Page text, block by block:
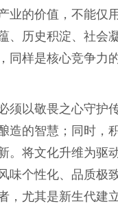
业的价值，不能仅
、历史积淀、社会
同样是核心竞争力
须以敬畏之心守护
造的智慧；同时，
。将文化升维为驱
味个性化、品质极
，尤其是新生代建